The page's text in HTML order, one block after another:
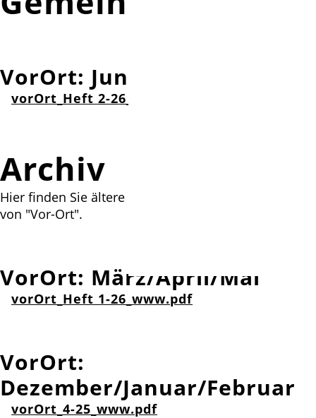
VorOrt: Juni/Juli/August
vorOrt_Heft 2-26_www.pdf
Archiv
Hier finden Sie ältere Ausgaben der Glockentöne und
von "Vor-Ort".
VorOrt: März/April/Mai
vorOrt_Heft 1-26_www.pdf
VorOrt:
Dezember/Januar/Februar
vorOrt_4-25_www.pdf